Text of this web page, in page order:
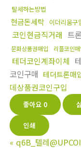
탈세하는방법
현금돈세탁 이더리움구
코인현금직거래 트
문화상품권매입 리플코인매
테더코인계좌이체
코인구매 테더트론매
데상품권코인구입
좋아요 0
인쇄
« q6B_텔레